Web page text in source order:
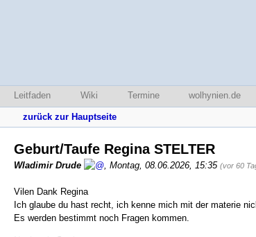
Leitfaden Wiki Termine wolhynien.de
zurück zur Hauptseite
Geburt/Taufe Regina STELTER
Wladimir Drude , Montag, 08.06.2026, 15:35 (vor 60
Vilen Dank Regina
Ich glaube du hast recht, ich kenne mich mit der materie
Es werden bestimmt noch Fragen kommen.